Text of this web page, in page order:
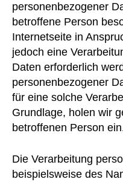
personenbezogener
betroffene Person
Internetseite in
jedoch eine
Daten erforderlich
personenbezogener
für eine solche
Grundlage, holen wir
betroffenen Person
Die Verarbeitung
beispielsweise des